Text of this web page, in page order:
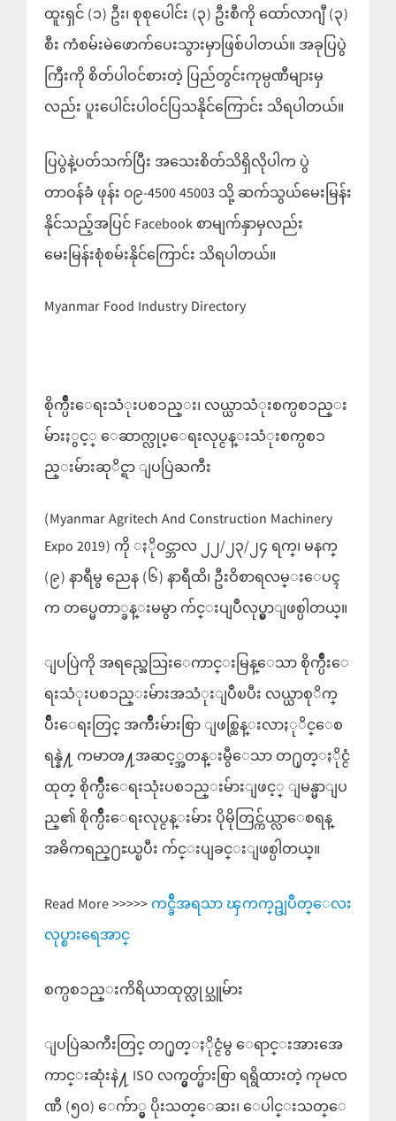
ထူးရှင် (၁) ဦး၊ စုစုပေါင်း (၃) ဦးစီကို ထော်လာဂျီ (၃)
စီး ကံစမ်းမဲဖောက်ပေးသွားမှာဖြစ်ပါတယ်။ အခုပြပွဲ
ကြီးကို စိတ်ပါဝင်စားတဲ့ ပြည်တွင်းကုမ္ပဏီများမှ
လည်း ပူးပေါင်းပါဝင်ပြသနိုင်ကြောင်း သိရပါတယ်။
ပြပွဲနဲ့ပတ်သက်ပြီး အသေးစိတ်သိရှိလိုပါက ပွဲ
တာဝန်ခံ ဖုန်း ၀၉-4500 45003 သို့ ဆက်သွယ်မေးမြန်း
နိုင်သည့်အပြင် Facebook စာမျက်နှာမှလည်း
မေးမြန်းစုံစမ်းနိုင်ကြောင်း သိရပါတယ်။
Myanmar Food Industry Directory
စိုက္ပ်ိဳးေရးသံုးပစၥည္း၊ လယ္ယာသံုးစက္ပစၥည္း
မ်ားႏွင့္ ေဆာက္လုပ္ေရးလုပ္ငန္းသံုးစက္ပစၥ
ည္းမ်ားဆုိင္ရာ ျပပြဲႀကီး
(Myanmar Agritech And Construction Machinery
Expo 2019) ကို ႏိုဝင္ဘာလ ၂၂/၂၃/၂၄ ရက္၊ မနက္
(၉) နာရီမွ ညေန (၆) နာရီထိ၊ ဦးဝိစာရလမ္းေပၚ
က တပ္မေတာ္ခန္းမမွာ က်င္းပျပဳလုပ္မွာျဖစ္ပါတယ္။
ျပပြဲကို အရည္အေသြးေကာင္းမြန္ေသာ စိုက္ပ်ိဳးေ
ရးသံုးပစၥည္းမ်ားအသံုးျပဳၿပီး လယ္ယာစုိက္
ပ်ိဳးေရးတြင္ အက်ိဳးမ်ားစြာ ျဖစ္ထြန္းလာႏုိင္ေစ
ရန္နဲ႔ ကမာၻ႔အဆင့္အတန္းမွီေသာ တ႐ုတ္ႏိုင္ငံ
ထုတ္ စိုက္ပ်ိဳးေရးသုံးပစၥည္းမ်ားျဖင့္ ျမန္မာျပ
ည္၏ စိုက္ပ်ိဳးေရးလုပ္ငန္းမ်ား ပိုမိုတြင္က်ယ္လာေစရန္
အဓိကရည္႐ႊယ္ၿပီး က်င္းပျခင္းျဖစ္ပါတယ္။
Read More >>>>>ကင္ခ်ီအရသာ ၾကက္ဥျပဳတ္ေလး
လုပ္စားရေအာင္
စက္ပစၥည္းကိရိယာထုတ္လုပ္သူမ်ား
ျပပြဲႀကီးတြင္ တ႐ုတ္ႏိုင္ငံမွ ေရာင္းအားအေ
ကာင္းဆုံးနဲ႔ ISO လက္မွတ္မ်ားစြာ ရရွိထားတဲ့ ကုမၸ
ဏီ (၅၀) ေက်ာ္မွ ပိုးသတ္ေဆး၊ ေပါင္းသတ္ေ